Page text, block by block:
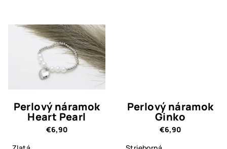
Perlový náramok
Heart Pearl
€6,90
Perlový náramok
Ginko
€6,90